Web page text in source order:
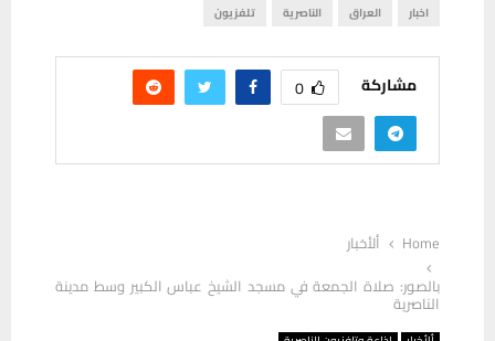
اخبار العراق الناصرية تلفزيون
مشاركة 0
Home
ألأخبار
بالصور: صلاة الجمعة في مسجد الشيخ عباس الكبير وسط مدينة
الناصرية